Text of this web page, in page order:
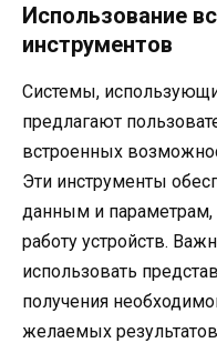
Использование
инструментов
Системы,
предлагают
встроенных
Эти инструменты
данным и параметрам,
работу устройств.
использовать
получения
желаемых